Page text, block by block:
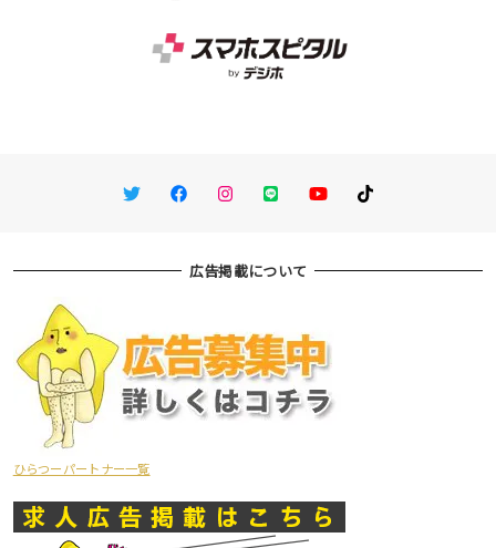
TwitterFacebookInstagram
LINE You TubeTikTok
広告掲載について
ひらつーパートナー一覧